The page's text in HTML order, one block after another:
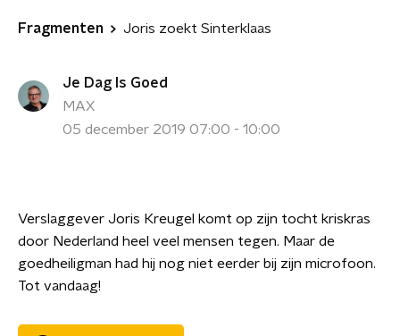
Fragmenten Joris zoekt Sinterklaas
Je Dag Is Goed
MAX
05 december 2019 07:00 - 10:00
Verslaggever Joris Kreugel komt op zijn tocht kriskras
door Nederland heel veel mensen tegen. Maar de
goedheiligman had hij nog niet eerder bij zijn microfoon.
Tot vandaag!